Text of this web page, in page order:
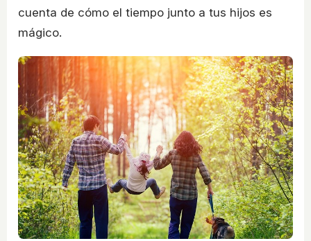
cuenta de cómo el tiempo junto a tus hijos es
mágico.